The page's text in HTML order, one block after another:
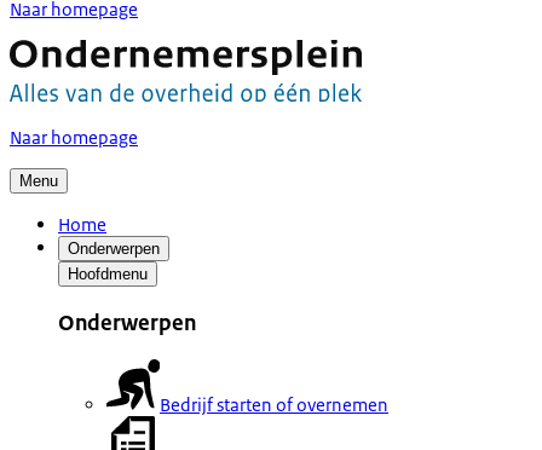
Naar homepage
Naar homepage
Menu
Home
Onderwerpen
Hoofdmenu
Onderwerpen
Bedrijf starten of overnemen